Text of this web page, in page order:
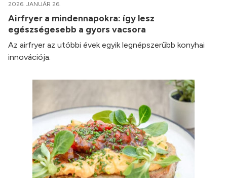
2026. JANUÁR 26.
Airfryer a mindennapokra: így lesz
egészségesebb a gyors vacsora
Az airfryer az utóbbi évek egyik legnépszerűbb konyhai
innovációja.